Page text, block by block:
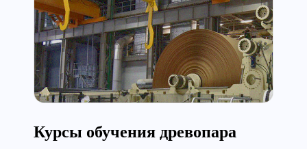
Курсы обучения древопара